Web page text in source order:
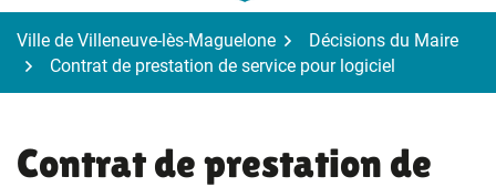
Ville de Villeneuve-lès-Maguelone
Décisions du Maire
Contrat de prestation de service pour logiciel
Contrat de prestation de